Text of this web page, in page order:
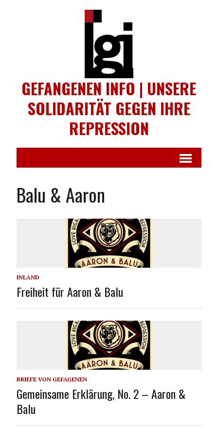
GEFANGENEN INFO | UNSERE
SOLIDARITÄT GEGEN IHRE
REPRESSION
Balu & Aaron
INLAND
Freiheit für Aaron & Balu
BRIEFE VON GEFAGENEN
Gemeinsame Erklärung, No. 2 – Aaron &
Balu